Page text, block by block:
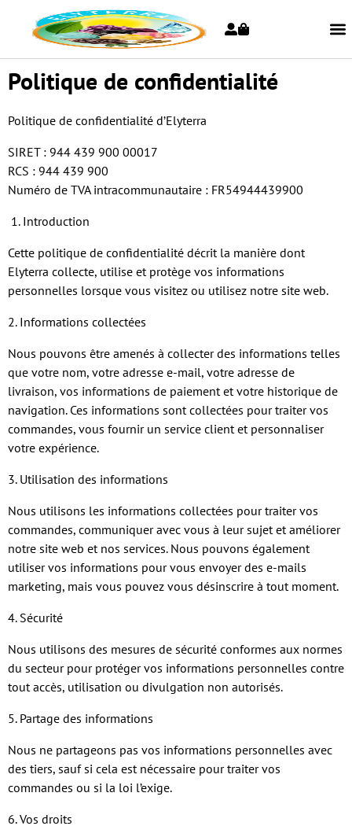
Politique de confidentialité
Politique de confidentialité d’Elyterra
SIRET : 944 439 900 00017
RCS : 944 439 900
Numéro de TVA intracommunautaire : FR54944439900
1. Introduction
Cette politique de confidentialité décrit la manière dont
Elyterra collecte, utilise et protège vos informations
personnelles lorsque vous visitez ou utilisez notre site web.
2. Informations collectées
Nous pouvons être amenés à collecter des informations telles
que votre nom, votre adresse e-mail, votre adresse de
livraison, vos informations de paiement et votre historique de
navigation. Ces informations sont collectées pour traiter vos
commandes, vous fournir un service client et personnaliser
votre expérience.
3. Utilisation des informations
Nous utilisons les informations collectées pour traiter vos
commandes, communiquer avec vous à leur sujet et améliorer
notre site web et nos services. Nous pouvons également
utiliser vos informations pour vous envoyer des e-mails
marketing, mais vous pouvez vous désinscrire à tout moment.
4. Sécurité
Nous utilisons des mesures de sécurité conformes aux normes
du secteur pour protéger vos informations personnelles contre
tout accès, utilisation ou divulgation non autorisés.
5. Partage des informations
Nous ne partageons pas vos informations personnelles avec
des tiers, sauf si cela est nécessaire pour traiter vos
commandes ou si la loi l’exige.
6. Vos droits